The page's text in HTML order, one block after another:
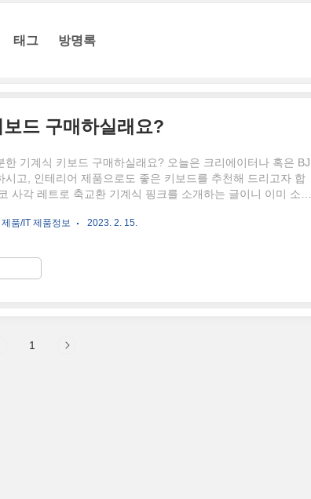
태그 방명록
드 구매하실래요?
한 기계식 키보드 구매하실래요? 오늘은 크리에이터나 혹은 BJ
시고, 인테리어 제품으로도 좋은 키보드를 추천해 드리고자 합
사각 레트로 축교환 기계식 핑크를 소개하는 글이니 이미 소지
고해주시길 바랍니다. 기계식 키보드는 어떤 부위의 스위치를
위치 걸림 없이 바닥까지 스위치가 내려가 리니어 스위치라고
이 약해 손의 피로가 적은 스위치 청축이랑 비슷하지만, 클릭소
품/IT 제품정보 2023. 2. 15.
1